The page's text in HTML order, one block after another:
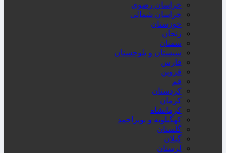
خراسان رضوی
خراسان شمالی
خوزستان
زنجان
سمنان
سیستان و بلوچستان
فارس
قزوین
قم
کردستان
کرمان
کرمانشاه
کهگیلویه و بویراحمد
گلستان
گیلان
لرستان